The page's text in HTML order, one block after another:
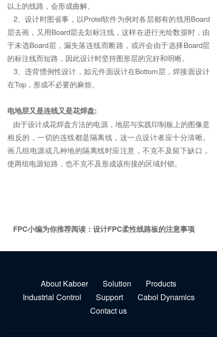
以上的线路，会形成曲解。
2、设计时图省事，以Protel软件为例对各层都有的线用Board
层去画，又用Board层去划标注线，这样在进行光绘数据时，由
于未选Board层，漏失落连线而断路，或许会由于选择Board层
的标注线而短路，因此设计时坚持图形层的完好和明晰。
3、违背惯例性设计，如元件面设计在Bottom层，焊接面设计
在Top，形成不必要的麻烦。
电地层又是连线又是花焊盘:
由于设计成花焊盘方法的电源，地层与实践印制板上的图像是
相反的，一切的连线都是隔离线，这一点设计者应十分清晰。
画几组电源或几种地的隔离线时应注意，不克不及留下缺口，
使两组电源短路，也不克不及形成该衔接的区域封锁。
FPC小编为你推荐阅读：设计FPC柔性线路板的注意事项
About Kaboer Solution
Products
Industrial Control
Support
Cabol Dynamics
Contact us